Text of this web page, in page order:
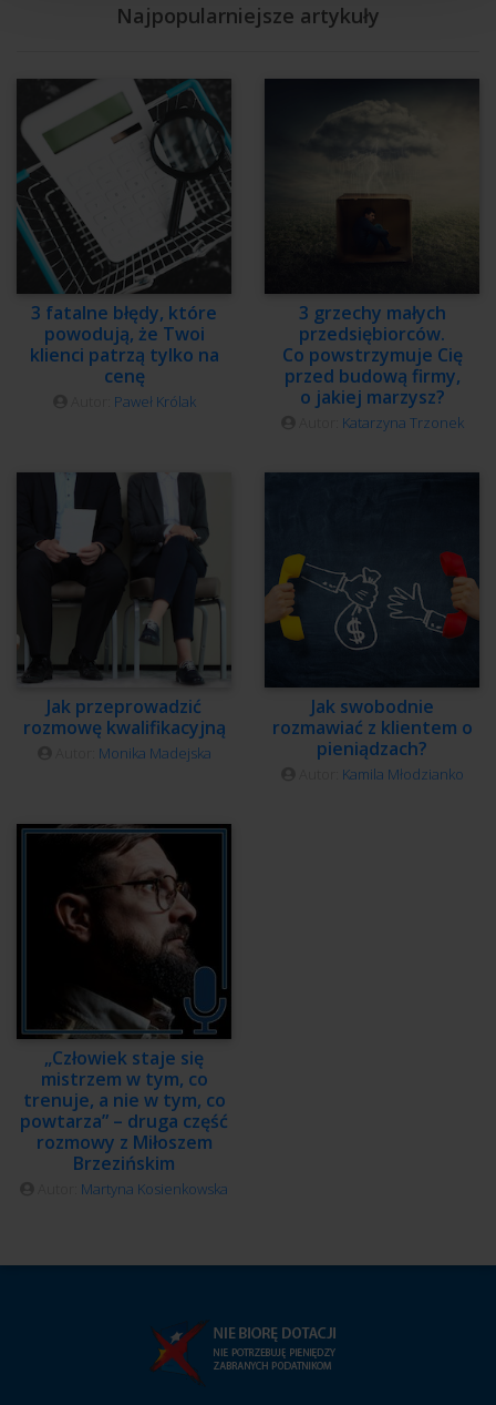
Najpopularniejsze artykuły
3 fatalne błędy, które
powodują, że Twoi
klienci patrzą tylko na
cenę
Paweł Królak
3 grzechy małych
przedsiębiorców.
Co powstrzymuje Cię
przed budową firmy,
o jakiej marzysz?
Katarzyna Trzonek
Jak przeprowadzić
rozmowę kwalifikacyjną
Monika Madejska
Jak swobodnie
rozmawiać z klientem o
pieniądzach?
Kamila Młodzianko
„Człowiek staje się
mistrzem w tym, co
trenuje, a nie w tym, co
powtarza” – druga część
rozmowy z Miłoszem
Brzezińskim
Martyna Kosienkowska